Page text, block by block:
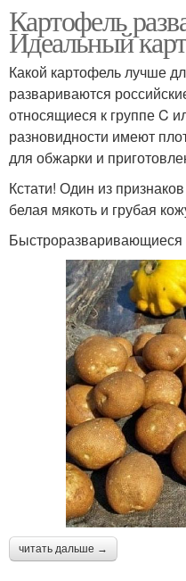
Картофель
Идеальный
Какой картофель лучше
развариваются
относящиеся к группе C
разновидности имеют
для обжарки и
Кстати! Один из
белая мякоть и грубая
Быстроразваривающиеся
читать дальше →